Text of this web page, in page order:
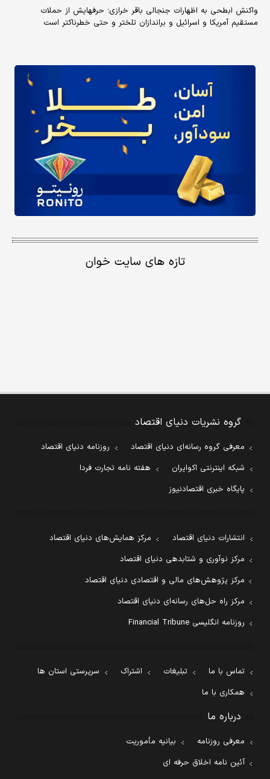
واکنش ابطحی به اظهارات جنجالی باقر خرازی؛ حرفهایش از حملات
مستقیم آمریکا و اسرائیل و براندازان تلختر و حتی خطرناکتر است
تازه های سایت خوان
گروه نشریات دنیای اقتصاد
معرفی گروه رسانه‌ای دنیای اقتصاد
روزنامه دنیای اقتصاد
شبکه اینترنتی اکوایران
هفته نامه تجارت فردا
پایگاه خبری اقتصادنیوز
انتشارات دنیای اقتصاد
مرکز همایش‌های دنیای اقتصاد
مرکز نوآوری و شتابدهی دنیای اقتصاد
مرکز پژوهش‌های مالی و اقتصادی دنیای اقتصاد
مرکز راه حل‌های رسانه‌ای دنیای اقتصاد
روزنامه انگلیسی Financial Tribune
تماس با ما تبلیغات اشتراک
سرپرستی استان ها
همکاری با ما
درباره ما
معرفی روزنامه
بیانیه مأموریت
آئین نامه اخلاق حرفه ای